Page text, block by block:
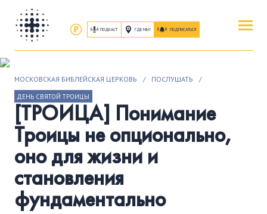
ПОДКАСТ ГДЕ МЫ? ПОДПИСАТЬСЯ
ОБ ИИСУСЕ ХРИСТЕ
ПОСЕТИТЬ
КАК ПРОЕХАТЬ| О ЦЕРКВИ
ПРИСОЕДИНИТЬСЯ
ЗАНЯТИЯ|ГРУППЫ
МОСКОВСКАЯ БИБЛЕЙСКАЯ ЦЕРКОВЬ / ПОСЛУШАТЬ /
ДЕНЬ СВЯТОЙ ТРОИЦЫ
[ТРОИЦА] Понимание
Троицы не опционально,
оно для жизни и
становления
фундаментально